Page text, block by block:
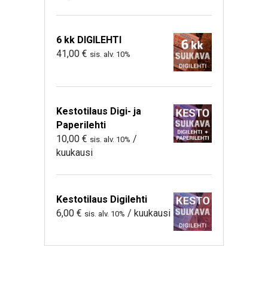
6 kk DIGILEHTI
41,00 € sis. alv. 10%
Kestotilaus Digi- ja
Paperilehti
10,00 € sis. alv. 10% /
kuukausi
Kestotilaus Digilehti
6,00 € sis. alv. 10% / kuukausi